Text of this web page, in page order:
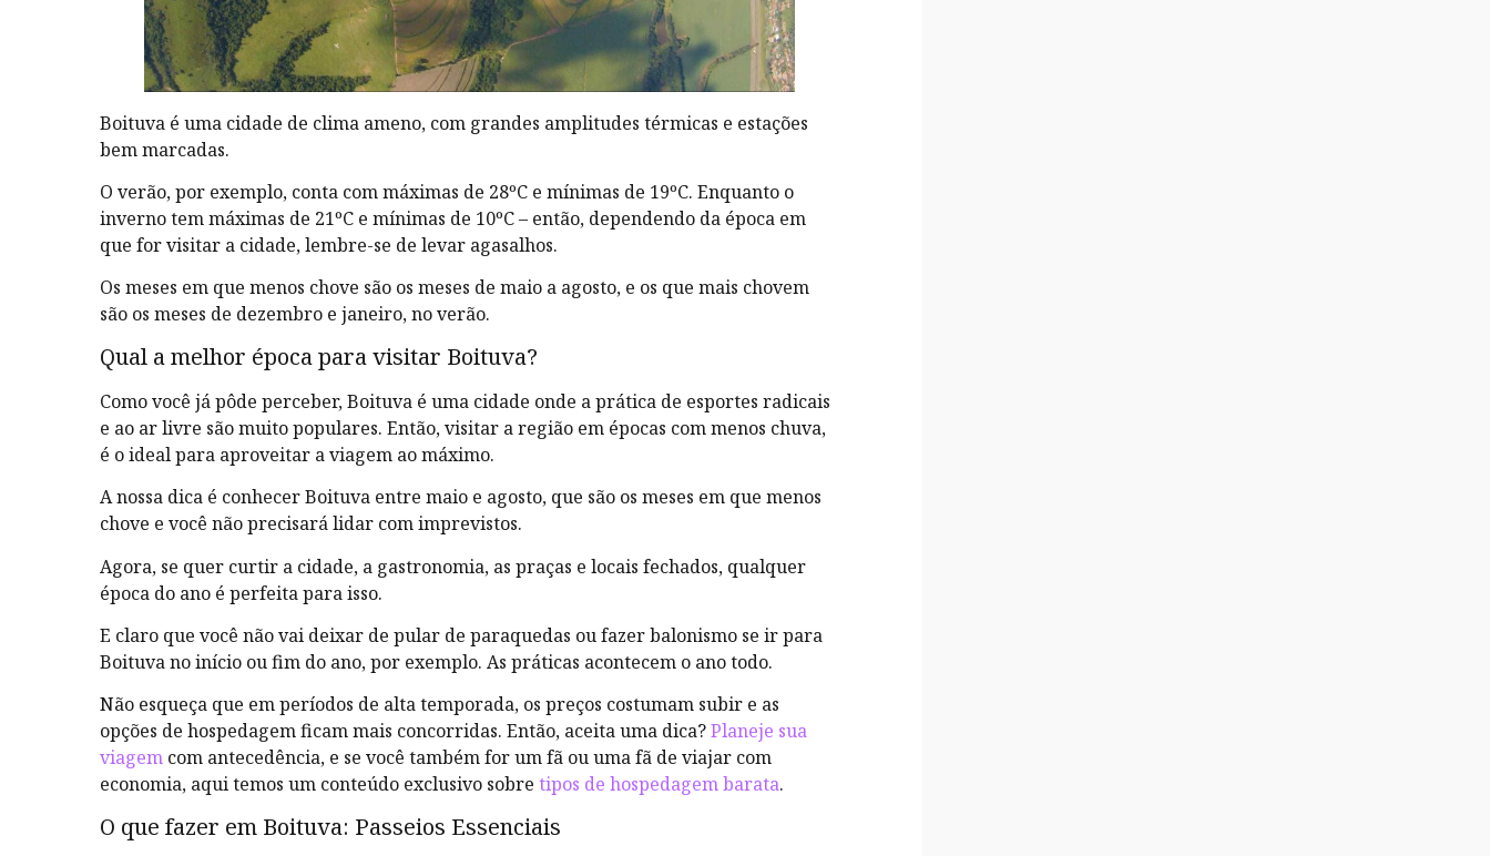
Boituva é uma cidade de clima ameno, com grandes amplitudes térmicas e estações
bem marcadas.
O verão, por exemplo, conta com máximas de 28ºC e mínimas de 19ºC. Enquanto o
inverno tem máximas de 21ºC e mínimas de 10ºC – então, dependendo da época em
que for visitar a cidade, lembre-se de levar agasalhos.
Os meses em que menos chove são os meses de maio a agosto, e os que mais chovem
são os meses de dezembro e janeiro, no verão.
Qual a melhor época para visitar Boituva?
Como você já pôde perceber, Boituva é uma cidade onde a prática de esportes radicais
e ao ar livre são muito populares. Então, visitar a região em épocas com menos chuva,
é o ideal para aproveitar a viagem ao máximo.
A nossa dica é conhecer Boituva entre maio e agosto, que são os meses em que menos
chove e você não precisará lidar com imprevistos.
Agora, se quer curtir a cidade, a gastronomia, as praças e locais fechados, qualquer
época do ano é perfeita para isso.
E claro que você não vai deixar de pular de paraquedas ou fazer balonismo se ir para
Boituva no início ou fim do ano, por exemplo. As práticas acontecem o ano todo.
Não esqueça que em períodos de alta temporada, os preços costumam subir e as
opções de hospedagem ficam mais concorridas. Então, aceita uma dica?Planeje sua
viagem com antecedência, e se você também for um fã ou uma fã de viajar com
economia, aqui temos um conteúdo exclusivo sobre tipos de hospedagem barata.
O que fazer em Boituva: Passeios Essenciais